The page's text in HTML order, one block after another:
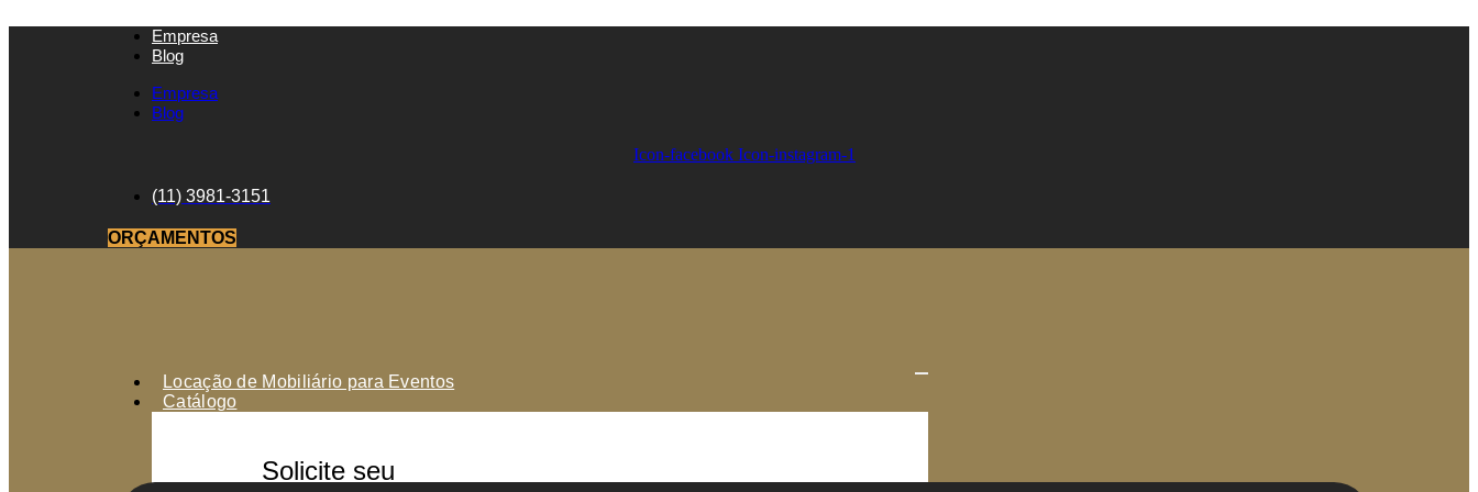
Empresa
Blog
Empresa
Blog
Icon-facebook Icon-instagram-1
(11) 3981-3151
ORÇAMENTOS
Locação de Mobiliário para Eventos
Catálogo
Solicite seu